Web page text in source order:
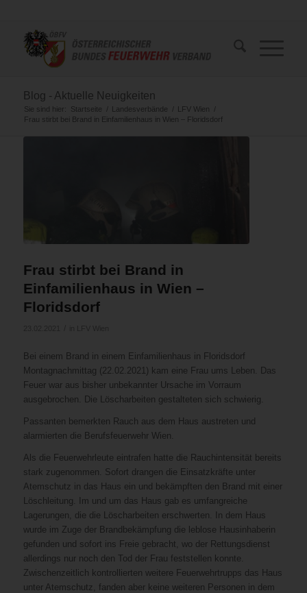
Blog - Aktuelle Neuigkeiten
Sie sind hier: Startseite / Landesverbände / LFV Wien
/
Frau stirbt bei Brand in Einfamilienhaus in Wien – Floridsdorf
Frau stirbt bei Brand in
Einfamilienhaus in Wien –
Floridsdorf
Bei einem Brand in einem Einfamilienhaus in Floridsdorf
Montagnachmittag (22.02.2021) kam eine Frau ums Leben. Das
Feuer war aus bisher unbekannter Ursache im Vorraum
ausgebrochen. Die Löscharbeiten gestalteten sich schwierig.
Passanten bemerkten Rauch aus dem Haus austreten und
alarmierten die Berufsfeuerwehr Wien.
Als die Feuerwehrleute eintrafen hatte die Rauchintensität bereits
stark zugenommen. Sofort drangen die Einsatzkräfte unter
Atemschutz in das Haus ein und bekämpften den Brand mit einer
Löschleitung. Im und um das Haus gab es umfangreiche
Lagerungen, die die Löscharbeiten erschwerten. In dem Haus
wurde im Zuge der Brandbekämpfung die leblose Hausinhaberin
gefunden und sofort ins Freie gebracht, wo der Rettungsdienst
allerdings nur noch den Tod der Frau feststellen konnte.
Zwischenzeitlich kontrollierten weitere Feuerwehrtrupps das Haus
unter Atemschutz, fanden aber keine weiteren Personen in dem